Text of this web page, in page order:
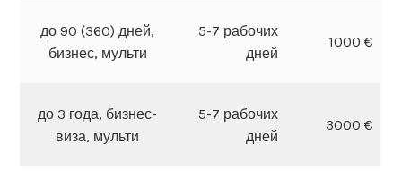
до 90 (360) дней,
бизнес, мульти
5-7 рабочих
дней
1000 €
до 3 года, бизнес-
виза, мульти
5-7 рабочих
дней
3000 €